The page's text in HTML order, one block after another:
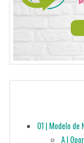
01 | Modelo de
A |